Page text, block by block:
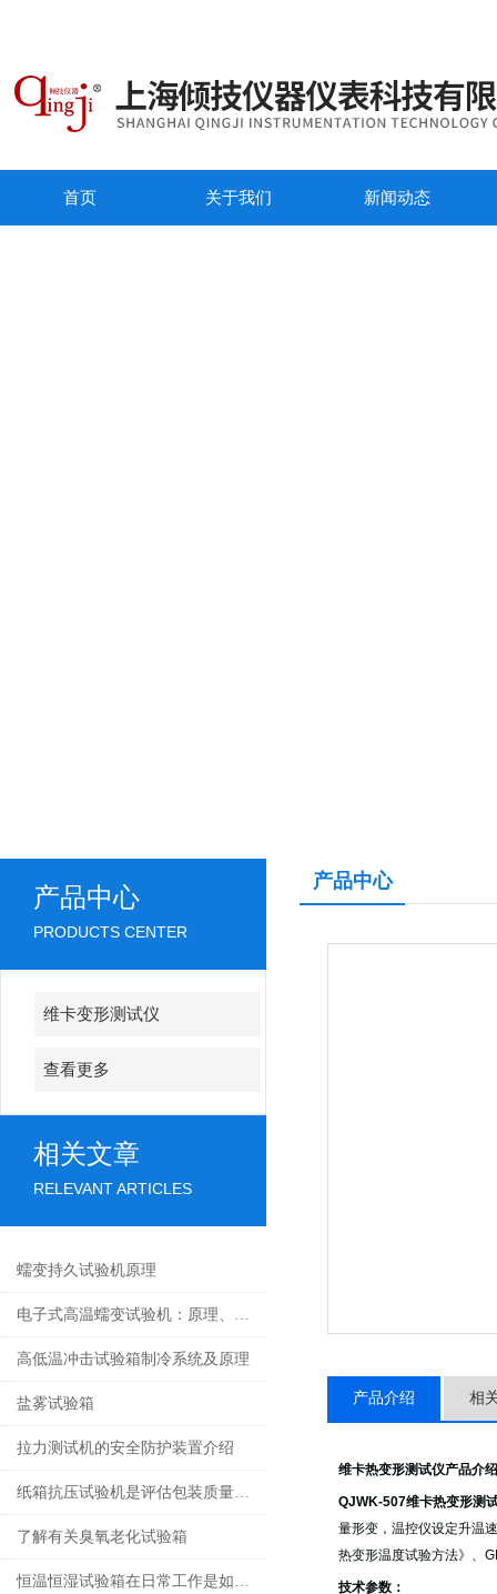
首页 关于我们 新闻动态
产品中心
PRODUCTS CENTER
维卡变形测试仪
查看更多
相关文章
RELEVANT ARTICLES
蠕变持久试验机原理
电子式高温蠕变试验机：原理、结构与应用深度解析
高低温冲击试验箱制冷系统及原理
盐雾试验箱
拉力测试机的安全防护装置介绍
纸箱抗压试验机是评估包装质量的重要检测工具
了解有关臭氧老化试验箱
恒温恒湿试验箱在日常工作是如何进行保养、清洁维护
产品中心
产品介绍 相
维卡热变形测试仪产品介
QJWK-507维卡热变形测
量形变，温控仪设定升温
热变形温度试验方法》、
技术参数：